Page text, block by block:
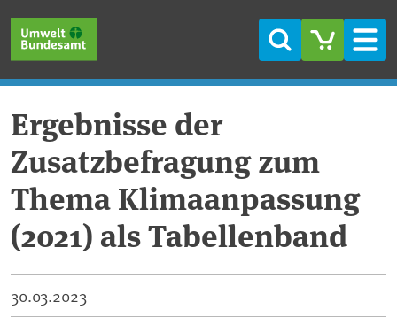
Suche
Ergebnisse der
Zusatzbefragung zum
Thema Klimaanpassung
(2021) als Tabellenband
30.03.2023